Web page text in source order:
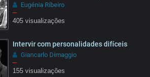
Eugénia Ribeiro
–
405 visualizações
Intervir com personalidades difíceis
Giancarlo Dimaggio
–
155 visualizações